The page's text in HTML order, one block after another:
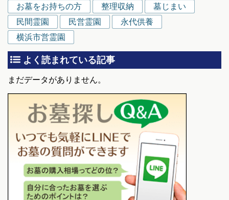
お墓をお持ちの方
整理収納
墓じまい
民間霊園
民営霊園
永代供養
横浜市営霊園
よく読まれている記事
まだデータがありません。